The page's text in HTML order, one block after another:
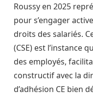
Roussy en 2025
pour s’engager
droits des salariés.
(CSE) est l’instance
des employés,
constructif avec la
d’adhésion CE bien